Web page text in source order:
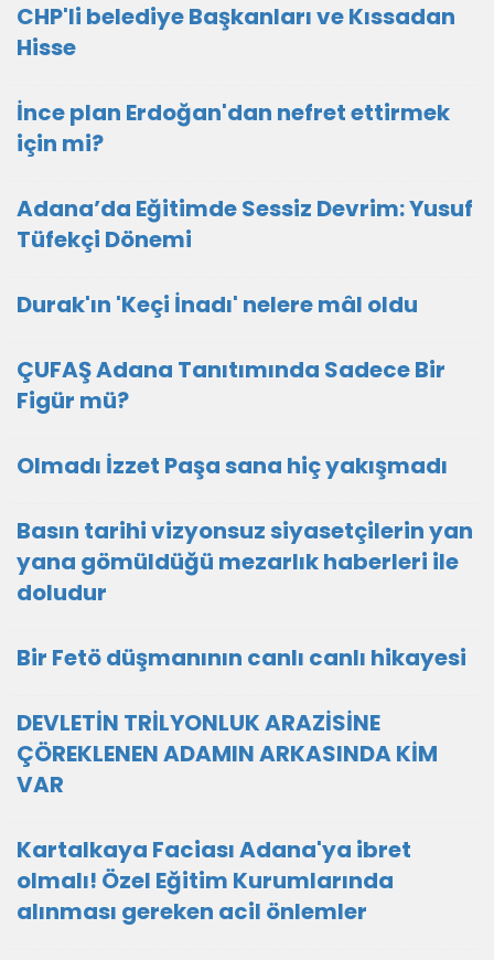
CHP'li belediye Başkanları ve Kıssadan
Hisse
İnce plan Erdoğan'dan nefret ettirmek
için mi?
Adana’da Eğitimde Sessiz Devrim: Yusuf
Tüfekçi Dönemi
Durak'ın 'Keçi İnadı' nelere mâl oldu
ÇUFAŞ Adana Tanıtımında Sadece Bir
Figür mü?
Olmadı İzzet Paşa sana hiç yakışmadı
Basın tarihi vizyonsuz siyasetçilerin yan
yana gömüldüğü mezarlık haberleri ile
doludur
Bir Fetö düşmanının canlı canlı hikayesi
DEVLETİN TRİLYONLUK ARAZİSİNE
ÇÖREKLENEN ADAMIN ARKASINDA KİM
VAR
Kartalkaya Faciası Adana'ya ibret
olmalı! Özel Eğitim Kurumlarında
alınması gereken acil önlemler